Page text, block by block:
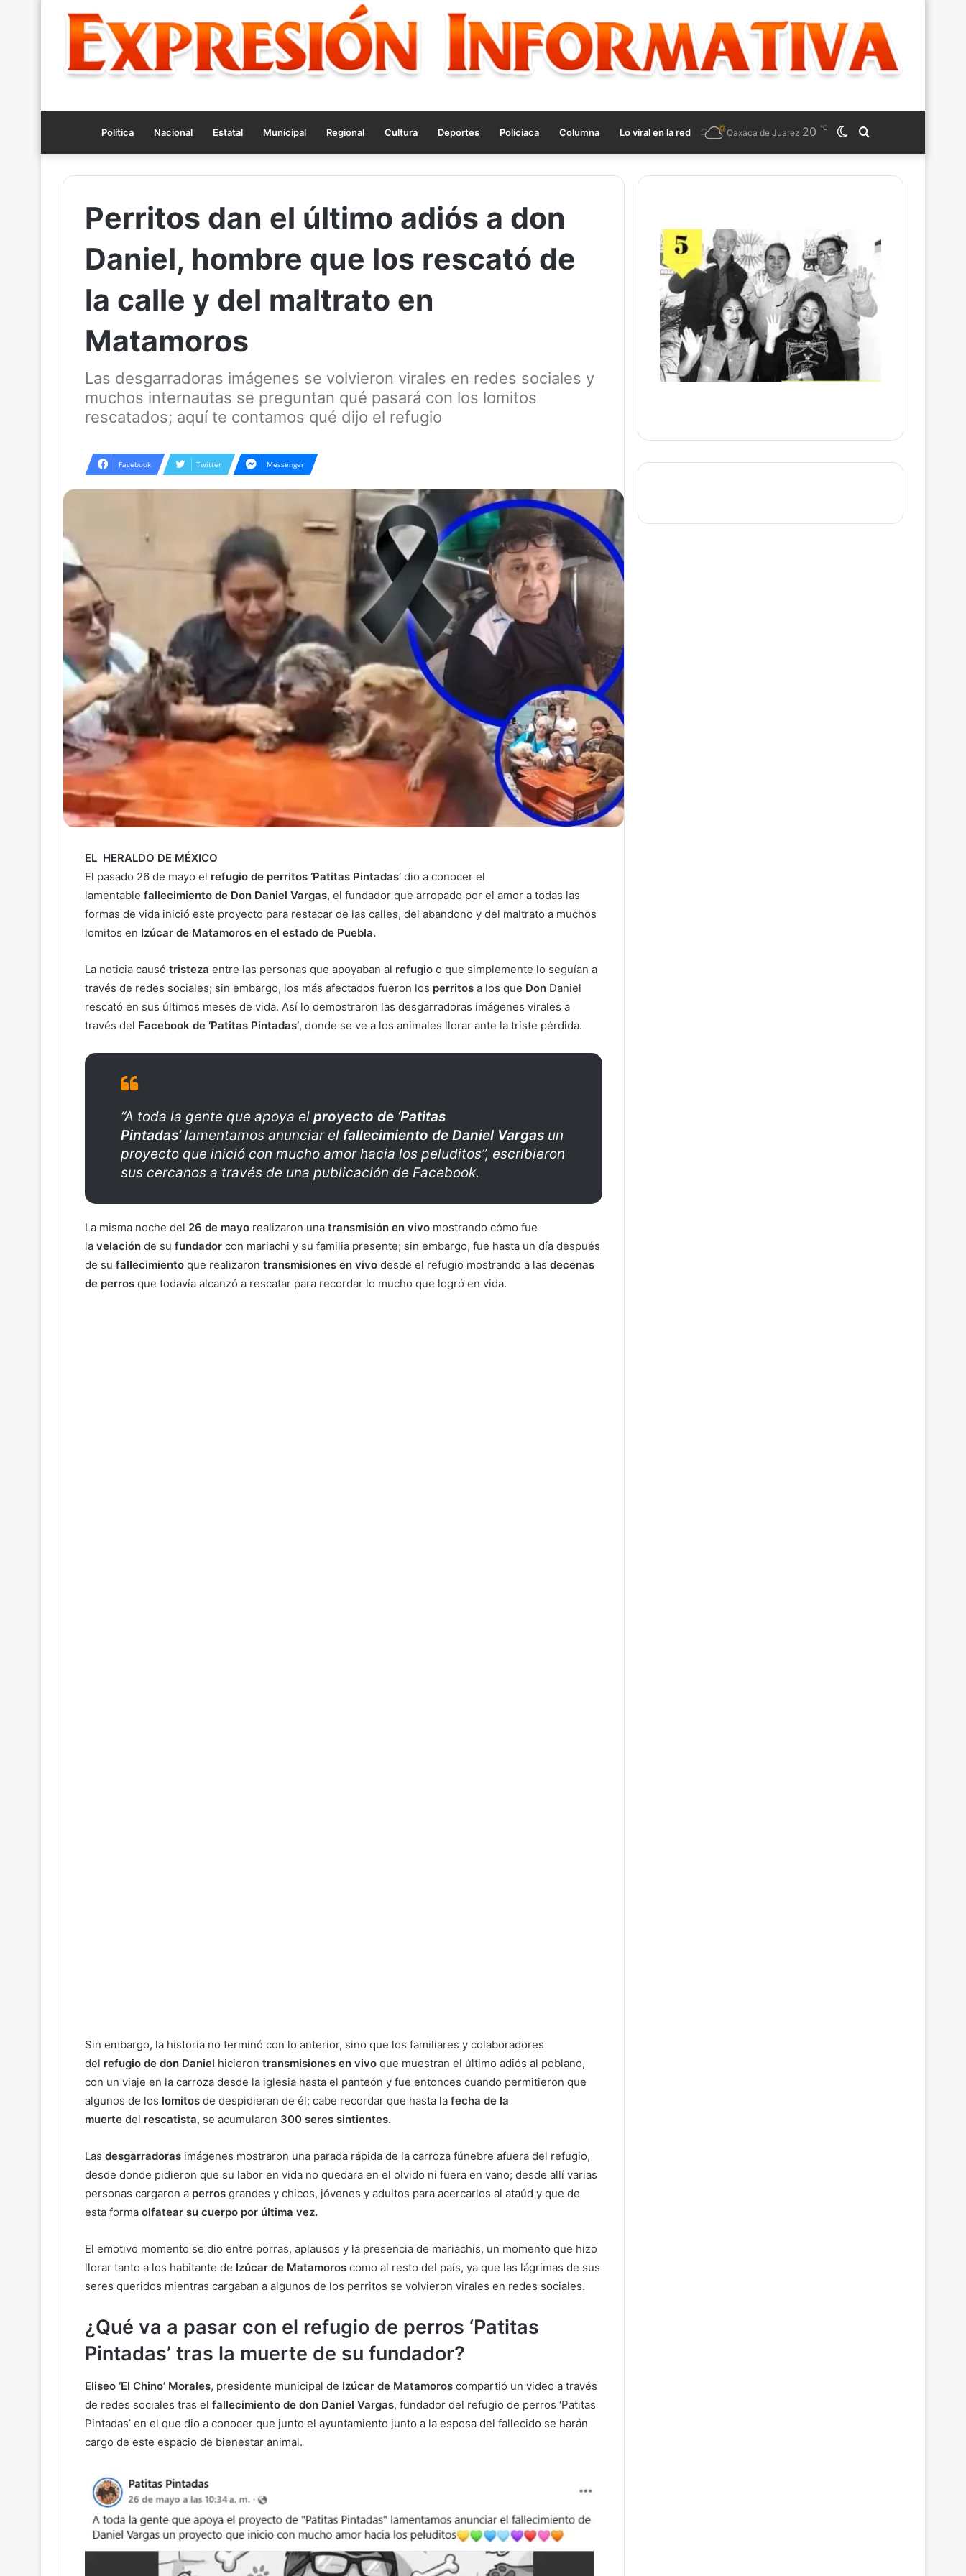
Política Nacional Estatal Municipal Regional Cultura Deportes Policiaca Columna Lo viral en la red Search
for
Switch
skin
Oaxaca de Juarez 20 ℃
Perritos dan el último adiós a don
Daniel, hombre que los rescató de
la calle y del maltrato en
Matamoros
Las desgarradoras imágenes se volvieron virales en redes sociales y
muchos internautas se preguntan qué pasará con los lomitos
rescatados; aquí te contamos qué dijo el refugio
Facebook Twitter Messenger
EL HERALDO DE MÉXICO
El pasado 26 de mayo el refugio de perritos ‘Patitas Pintadas’ dio a conocer el
lamentable fallecimiento de Don Daniel Vargas, el fundador que arropado por el amor a todas las
formas de vida inició este proyecto para restacar de las calles, del abandono y del maltrato a muchos
lomitos en Izúcar de Matamoros en el estado de Puebla.
La noticia causó tristeza entre las personas que apoyaban al refugio o que simplemente lo seguían a
través de redes sociales; sin embargo, los más afectados fueron los perritos a los que Don Daniel
rescató en sus últimos meses de vida. Así lo demostraron las desgarradoras imágenes virales a
través del Facebook de ‘Patitas Pintadas’, donde se ve a los animales llorar ante la triste pérdida.
“A toda la gente que apoya el proyecto de ‘Patitas
Pintadas’lamentamos anunciar el fallecimiento de Daniel Vargas un
proyecto que inició con mucho amor hacia los peluditos”, escribieron
sus cercanos a través de una publicación de Facebook.
La misma noche del 26 de mayo realizaron una transmisión en vivo mostrando cómo fue
la velación de su fundador con mariachi y su familia presente; sin embargo, fue hasta un día después
de su fallecimiento que realizaron transmisiones en vivo desde el refugio mostrando a las decenas
de perros que todavía alcanzó a rescatar para recordar lo mucho que logró en vida.
Sin embargo, la historia no terminó con lo anterior, sino que los familiares y colaboradores
del refugio de don Daniel hicieron transmisiones en vivo que muestran el último adiós al poblano,
con un viaje en la carroza desde la iglesia hasta el panteón y fue entonces cuando permitieron que
algunos de los lomitos de despidieran de él; cabe recordar que hasta la fecha de la
muerte del rescatista, se acumularon 300 seres sintientes.
Las desgarradoras imágenes mostraron una parada rápida de la carroza fúnebre afuera del refugio,
desde donde pidieron que su labor en vida no quedara en el olvido ni fuera en vano; desde allí varias
personas cargaron a perros grandes y chicos, jóvenes y adultos para acercarlos al ataúd y que de
esta forma olfatear su cuerpo por última vez.
El emotivo momento se dio entre porras, aplausos y la presencia de mariachis, un momento que hizo
llorar tanto a los habitante de Izúcar de Matamoros como al resto del país, ya que las lágrimas de sus
seres queridos mientras cargaban a algunos de los perritos se volvieron virales en redes sociales.
¿Qué va a pasar con el refugio de perros ‘Patitas
Pintadas’ tras la muerte de su fundador?
Eliseo ‘El Chino’ Morales, presidente municipal de Izúcar de Matamoros compartió un video a través
de redes sociales tras el fallecimiento de don Daniel Vargas, fundador del refugio de perros ‘Patitas
Pintadas’ en el que dio a conocer que junto el ayuntamiento junto a la esposa del fallecido se harán
cargo de este espacio de bienestar animal.